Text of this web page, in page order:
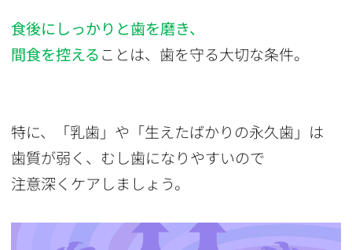
食後にしっかりと歯を磨き、
間食を控えることは、歯を守る大切な条件。
特に、「乳歯」や「生えたばかりの永久歯」は
歯質が弱く、むし歯になりやすいので
注意深くケアしましょう。